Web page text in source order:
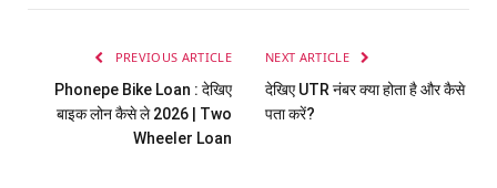
PREVIOUS ARTICLE
Phonepe Bike Loan : देखिए
बाइक लोन कैसे ले 2026 | Two
Wheeler Loan
NEXT ARTICLE
देखिए UTR नंबर क्या होता है और कैसे
पता करें?